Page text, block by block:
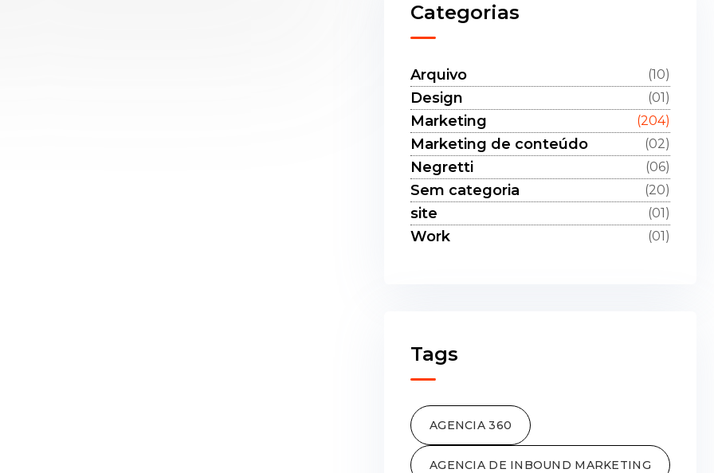
Categorias
Arquivo (10)
Design (01)
Marketing (204)
Marketing de conteúdo (02)
Negretti (06)
Sem categoria (20)
site (01)
Work (01)
Tags
AGENCIA 360
AGENCIA DE INBOUND MARKETING